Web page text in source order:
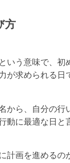
方
いう意味で、
が求められる日
から、自分の
動に最適な日と
計画を進める